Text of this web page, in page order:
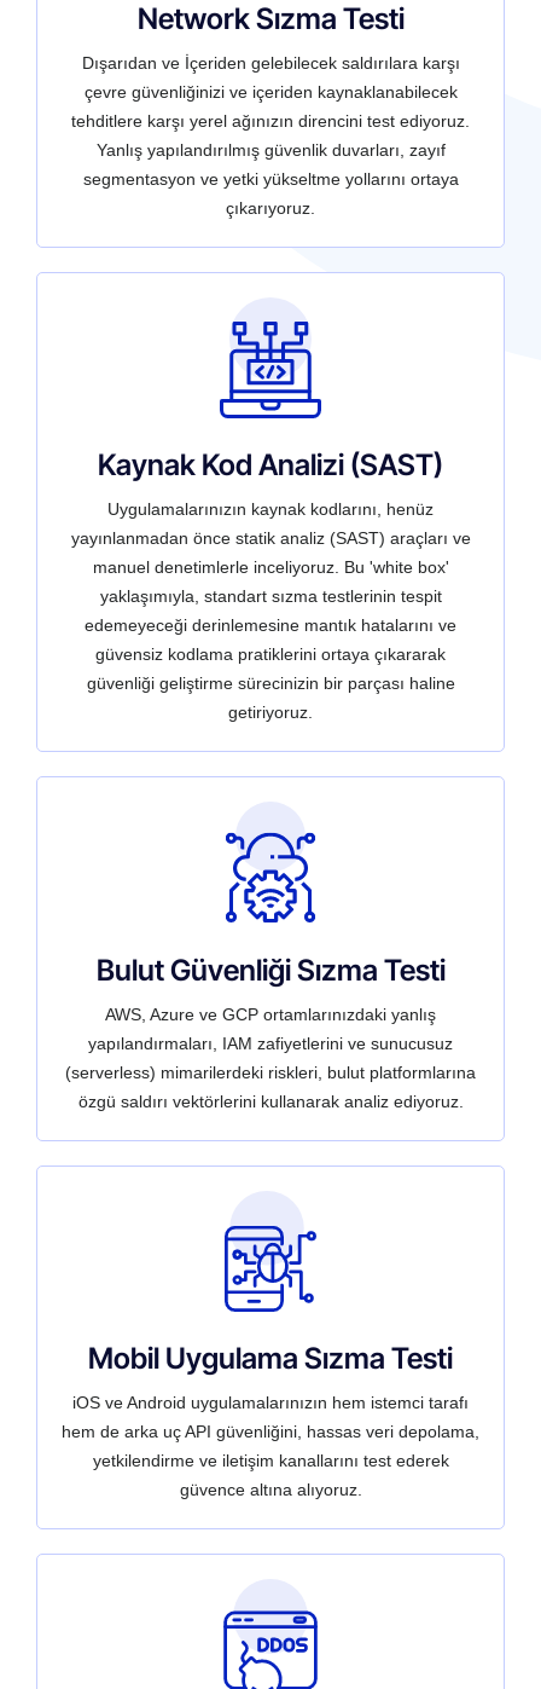
Network Sızma Testi
Dışarıdan ve İçeriden gelebilecek saldırılara karşı
çevre güvenliğinizi ve içeriden kaynaklanabilecek
tehditlere karşı yerel ağınızın direncini test ediyoruz.
Yanlış yapılandırılmış güvenlik duvarları, zayıf
segmentasyon ve yetki yükseltme yollarını ortaya
çıkarıyoruz.
Kaynak Kod Analizi (SAST)
Uygulamalarınızın kaynak kodlarını, henüz
yayınlanmadan önce statik analiz (SAST) araçları ve
manuel denetimlerle inceliyoruz. Bu 'white box'
yaklaşımıyla, standart sızma testlerinin tespit
edemeyeceği derinlemesine mantık hatalarını ve
güvensiz kodlama pratiklerini ortaya çıkararak
güvenliği geliştirme sürecinizin bir parçası haline
getiriyoruz.
Bulut Güvenliği Sızma Testi
AWS, Azure ve GCP ortamlarınızdaki yanlış
yapılandırmaları, IAM zafiyetlerini ve sunucusuz
(serverless) mimarilerdeki riskleri, bulut platformlarına
özgü saldırı vektörlerini kullanarak analiz ediyoruz.
Mobil Uygulama Sızma Testi
iOS ve Android uygulamalarınızın hem istemci tarafı
hem de arka uç API güvenliğini, hassas veri depolama,
yetkilendirme ve iletişim kanallarını test ederek
güvence altına alıyoruz.